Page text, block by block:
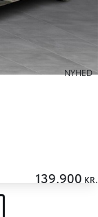
NYHED
139.900 KR.